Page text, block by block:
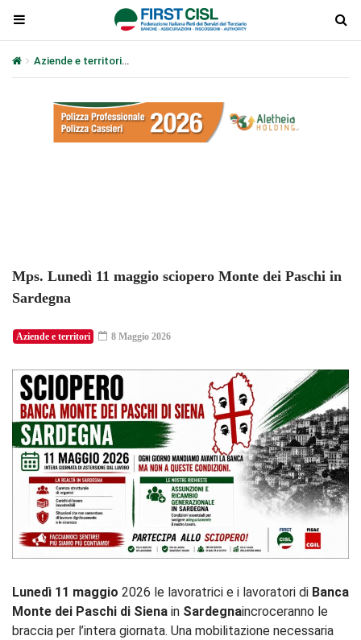
Aziende e territori
Mps. Lunedì 11 maggio sciopero Monte dei Paschi in
Sardegna
Aziende e territori 8 Maggio 2026
Lunedì 11 maggio 2026 le lavoratrici e i lavoratori di Banca
Monte dei Paschi di Siena in Sardegnaincroceranno le
braccia per l’intera giornata. Una mobilitazione necessaria